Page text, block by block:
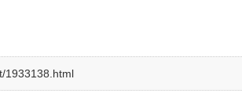
1933138.html